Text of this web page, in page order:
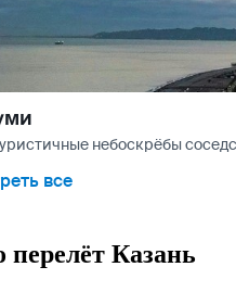
небоскрёбы
все
Казань